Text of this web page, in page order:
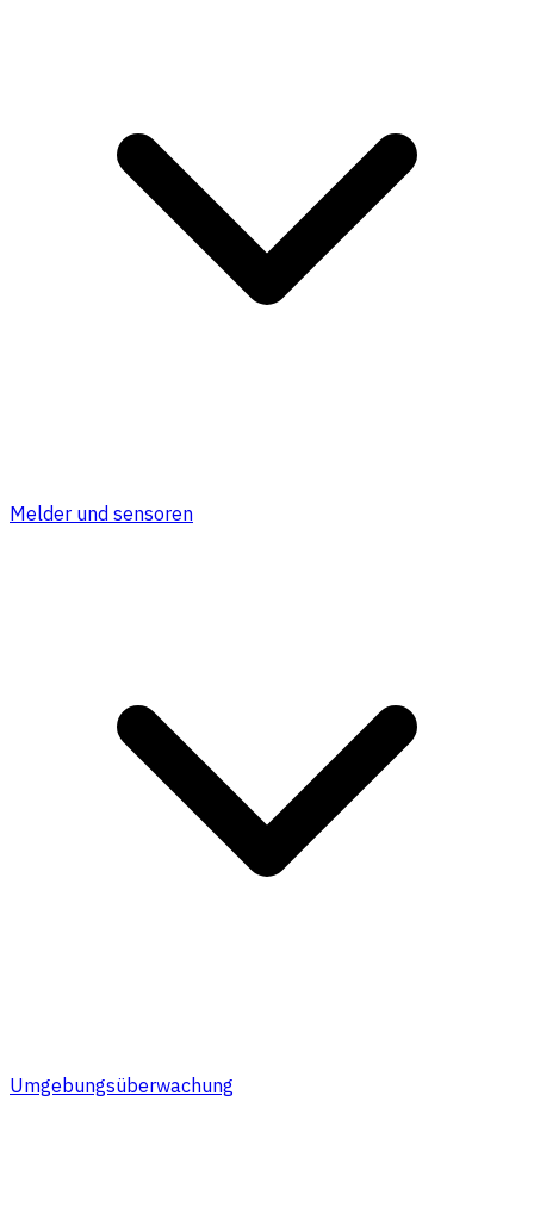
Melder und sensoren
Umgebungsüberwachung